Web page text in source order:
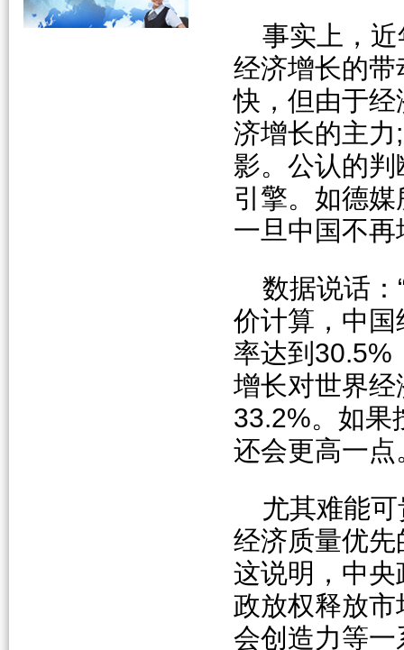
事实上，
经济增长的
快，但由于
济增长的主
影。公认的
引擎。如德
一旦中国不
数据说话：
价计算，中
率达到30.5%
增长对世界
33.2%。如果
还会更高一点
尤其难能
经济质量优
这说明，中
政放权释放市
会创造力等一